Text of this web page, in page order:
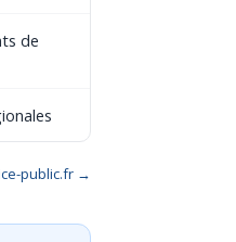
de
public.fr →